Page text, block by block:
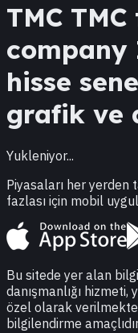
TMC
company
hisse
grafik ve
Yukleniyor...
Piyasaları her yerden
fazlası için mobil
Bu sitede yer alan
danışmanlığı
özel olarak
bilgilendirme